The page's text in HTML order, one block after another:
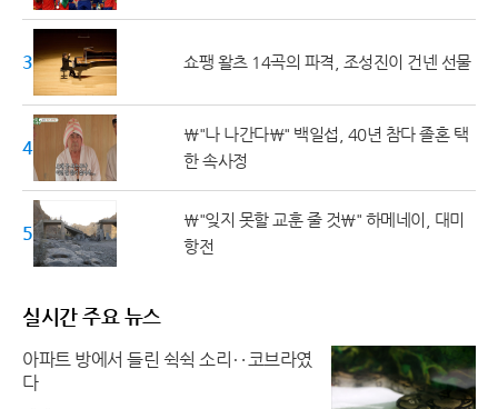
30대 쇼팽 왈츠 14곡의 파격, 조성진이 건넨 선물
40대
\"나 나간다\" 백일섭, 40년 참다 졸혼 택
한 속사정
50대 ↑
\"잊지 못할 교훈 줄 것\" 하메네이, 대미
항전
실시간 주요 뉴스
아파트 방에서 들린 쉭쉭 소리‥코브라였
다